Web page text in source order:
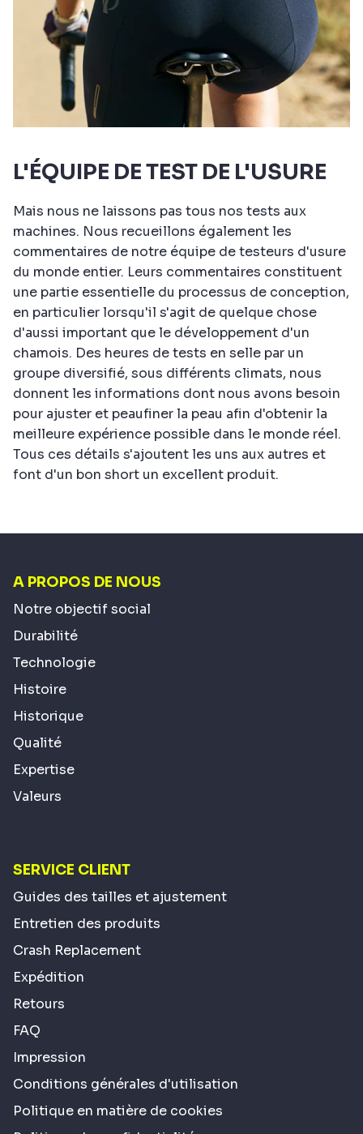
L'ÉQUIPE DE TEST DE L'USURE
Mais nous ne laissons pas tous nos tests aux
machines. Nous recueillons également les
commentaires de notre équipe de testeurs d'usure
du monde entier. Leurs commentaires constituent
une partie essentielle du processus de conception,
en particulier lorsqu'il s'agit de quelque chose
d'aussi important que le développement d'un
chamois. Des heures de tests en selle par un
groupe diversifié, sous différents climats, nous
donnent les informations dont nous avons besoin
pour ajuster et peaufiner la peau afin d'obtenir la
meilleure expérience possible dans le monde réel.
Tous ces détails s'ajoutent les uns aux autres et
font d'un bon short un excellent produit.
A PROPOS DE NOUS
Notre objectif social
Durabilité
Technologie
Histoire
Historique
Qualité
Expertise
Valeurs
SERVICE CLIENT
Guides des tailles et ajustement
Entretien des produits
Crash Replacement
Expédition
Retours
FAQ
Impression
Conditions générales d'utilisation
Politique en matière de cookies